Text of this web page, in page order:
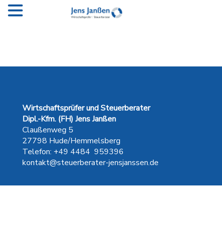
Wirtschaftsprüfer und Steuerberater
Dipl.-Kfm. (FH) Jens Janßen
Claußenweg 5
27798 Hude/Hemmelsberg
Telefon: +49 4484 959396
kontakt@steuerberater-jensjanssen.de